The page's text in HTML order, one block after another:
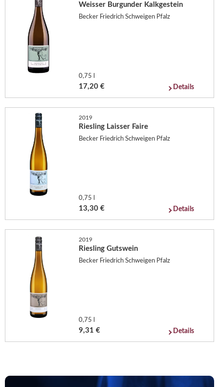
Weisser Burgunder Kalkgestein
Becker Friedrich Schweigen Pfalz
0,75 l
17,20 € Details
2019
Riesling Laisser Faire
Becker Friedrich Schweigen Pfalz
0,75 l
13,30 € Details
2019
Riesling Gutswein
Becker Friedrich Schweigen Pfalz
0,75 l
9,31 € Details